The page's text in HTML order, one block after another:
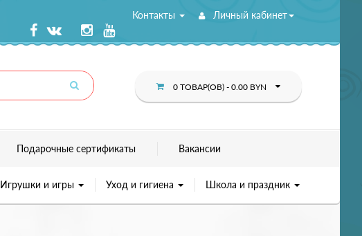
Контакты Личный кабинет
0 ТОВАР(ОВ) - 0.00 BYN
Подарочные сертификаты Вакансии
Игрушки и игры Уход и гигиена Школа и праздник